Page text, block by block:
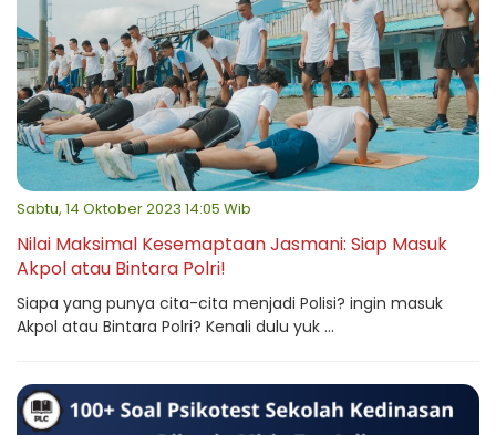
Sabtu, 14 Oktober 2023 14:05 Wib
Nilai Maksimal Kesemaptaan Jasmani: Siap Masuk
Akpol atau Bintara Polri!
Siapa yang punya cita-cita menjadi Polisi? ingin masuk
Akpol atau Bintara Polri? Kenali dulu yuk ...